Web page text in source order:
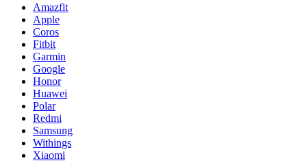
Amazfit
Apple
Coros
Fitbit
Garmin
Google
Honor
Huawei
Polar
Redmi
Samsung
Withings
Xiaomi